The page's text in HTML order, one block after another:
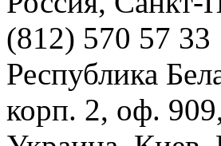
(812) 570 57 33
Республика
корп. 2, оф.